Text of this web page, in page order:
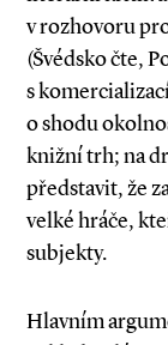
v rozhovoru
(Švédsko čte,
s
o shodu
knižní trh; na
představit, že
velké hráče,
subjekty.
Hlavním